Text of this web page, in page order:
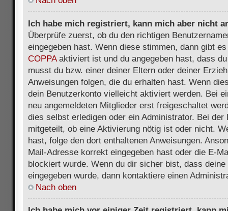
Ich habe mich registriert, kann mich aber nicht
Überprüfe zuerst, ob du den richtigen
eingegeben hast. Wenn diese stimmen, dann gibt
COPPAaktiviert ist und du angegeben hast, dass
musst du bzw. einer deiner Eltern oder deiner
Anweisungen folgen, die du erhalten hast. Wenn
dein Benutzerkonto vielleicht aktiviert werden. Bei
neu angemeldeten Mitglieder erst freigeschaltet
dies selbst erledigen oder ein Administrator. Bei der
mitgeteilt, ob eine Aktivierung nötig ist oder nicht.
hast, folge den dort enthaltenen Anweisungen.
Mail-Adresse korrekt eingegeben hast oder die E-
blockiert wurde. Wenn du dir sicher bist, dass
eingegeben wurde, dann kontaktiere einen
Nach oben